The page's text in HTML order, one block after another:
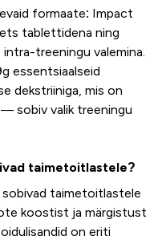
formaate: Impact
tablettidena ning
treeningu valemina.
essentsiaalseid
dekstriiniga, mis on
— sobiv valik treeningu
taimetoitlastele?
taimetoitlastele
koostist ja märgistust
on eriti